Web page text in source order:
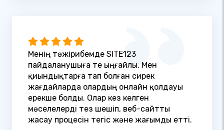
Менің тәжірибемде SITE123
пайдаланушыға өте ыңғайлы. Мен
қиындықтарға тап болған сирек
жағдайларда олардың онлайн қолдауы
ерекше болды. Олар кез келген
мәселелерді тез шешіп, веб-сайтты
жасау процесін тегіс және жағымды етті.